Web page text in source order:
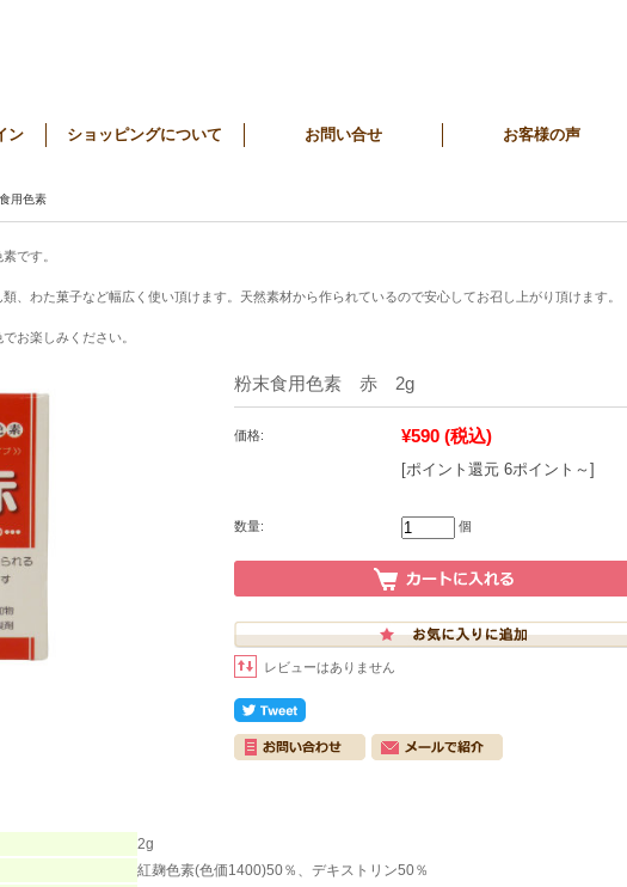
ン ショッピングについて お問い合せ お客様の声
食用色素
です。
、わた菓子など幅広く使い頂けます。天然素材から作られているので安心してお召し上がり頂けます。
お楽しみください。
粉末食用色素 赤 2g
価格: ¥590 (税込)
[ポイント還元 6ポイント～]
数量: 個
レビューはありません
2g
紅麹色素(色価1400)50％、デキストリン50％